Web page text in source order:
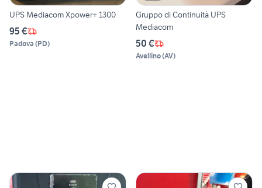
UPS Mediacom Xpower+ 1300
95 €
Padova (PD)
Gruppo di Continuità UPS
Mediacom
50 €
Avellino(AV)